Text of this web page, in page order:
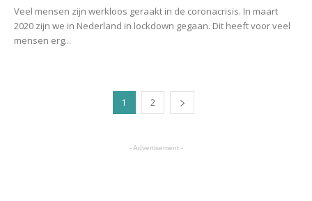
Veel mensen zijn werkloos geraakt in de coronacrisis. In maart
2020 zijn we in Nederland in lockdown gegaan. Dit heeft voor veel
mensen erg...
1 2
- Advertisement -